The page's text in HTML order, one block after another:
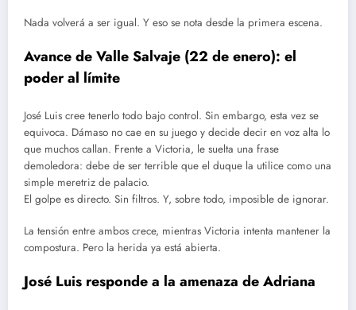
Nada volverá a ser igual. Y eso se nota desde la primera escena.
Avance de Valle Salvaje (22 de enero): el
poder al límite
José Luis cree tenerlo todo bajo control. Sin embargo, esta vez se
equivoca. Dámaso no cae en su juego y decide decir en voz alta lo
que muchos callan. Frente a Victoria, le suelta una frase
demoledora: debe de ser terrible que el duque la utilice como una
simple meretriz de palacio.
El golpe es directo. Sin filtros. Y, sobre todo, imposible de ignorar.
La tensión entre ambos crece, mientras Victoria intenta mantener la
compostura. Pero la herida ya está abierta.
José Luis responde a la amenaza de Adriana